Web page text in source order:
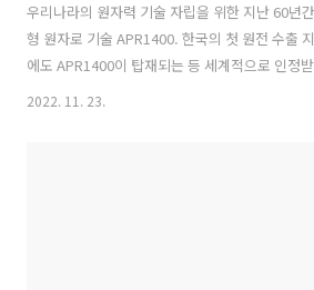
우리나라의 원자력 기술 자립을 위한 지난 60년
형 원자로 기술 APR1400. 한국의 첫 원전 수출
에도 APR1400이 탑재되는 등 세계적으로 인정
APR1400 표준설계를 적용하는 등 설계부터 건설
2022. 11. 23.